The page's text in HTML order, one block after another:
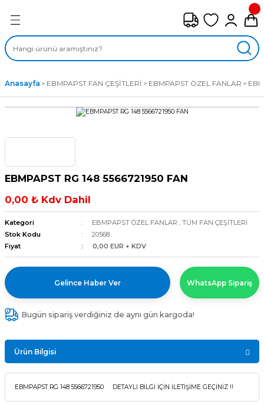
ÇEŞİTLERİ
FANLAR
FANLAR
Anasayfa EBMPAPST FAN ÇEŞİTLERİ EBMPAPST ÖZEL FANLAR
EBMPAPST RG 148 5566721950 FAN
0,00 ₺ Kdv Dahil
Kategori EBMPAPST ÖZEL FANLAR , TÜM FAN ÇEŞİTLERİ
Stok Kodu
20568
Fiyat
0,00 EUR + KDV
Gelince Haber Ver WhatsApp Sipariş
Bugün sipariş verdiğiniz de aynı gün kargoda!
Ürün Bilgisi
EBMPAPST RG 148 5566721950 DETAYLI BİLGİ İÇİN İLETİŞİME GEÇİNİZ !!